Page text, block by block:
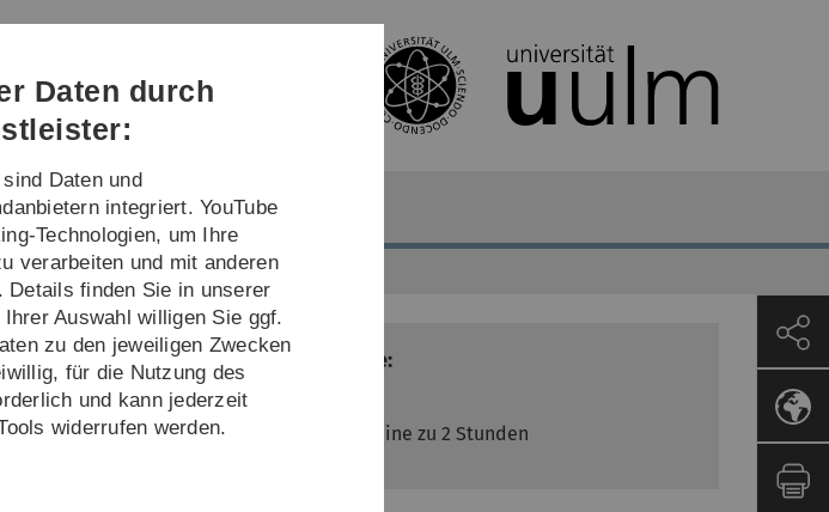
Direkt
Direkt
Direkt
(Sprache,
Drucken,
Social
Direkt
Direkt
Nachhaltigkeit und die planetaren Grenzen
Termine:
2 Termine zu 2 Stunden
Daten durch
Daten und
integriert. YouTube
Technologien, um Ihre
verarbeiten und mit anderen
Details finden Sie in unserer
Auswahl willigen Sie ggf.
zu den jeweiligen Zwecken
für die Nutzung des
und kann jederzeit
widerrufen werden.